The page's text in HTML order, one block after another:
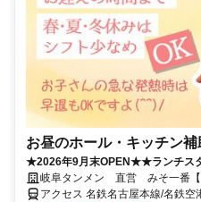
お昼のホール・キッチン
★2026年9月末OPEN★★ランチス
庭優先のシフトでOK！
岐阜タンメン 直営 みそ一番【
アクセス 名鉄名古屋本線/名鉄空